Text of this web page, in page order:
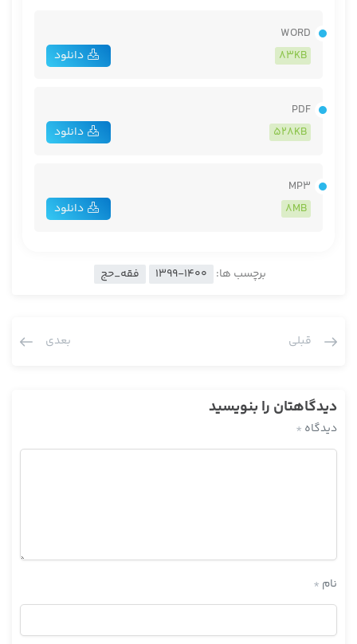
WORD
83KB
دانلود
PDF
528KB
دانلود
MP3
8MB
دانلود
برچسب ها: 1399-1400 فقه_حج
قبلی بعدی
دیدگاهتان را بنویسید
دیدگاه *
نام *